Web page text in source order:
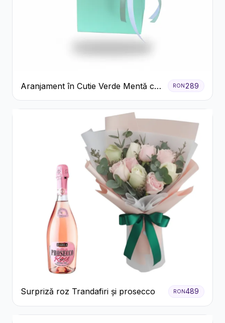
Aranjament în Cutie Verde Mentă cu
Trandafiri și Alstroemeria
RON 289
Surpriză roz Trandafiri și prosecco RON489